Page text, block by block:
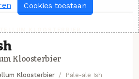
Kloosterbier
Kloosterbier Pale-ale Ish
Cookies toestaan